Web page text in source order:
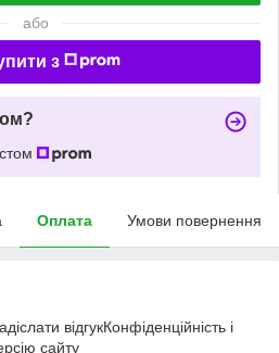
або
з
Оплата Умови повернення
відгукКонфіденційність і
сайту